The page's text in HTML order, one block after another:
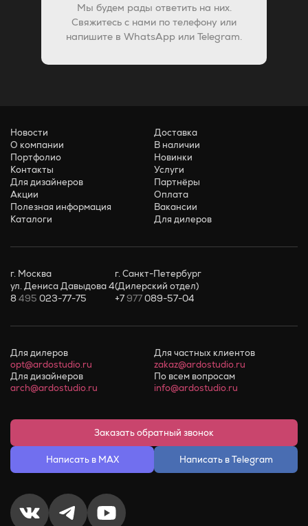
Мы будем рады ответить на них.
Свяжитесь с нами по телефону или
напишите в WhatsApp или Telegram.
Новости
О компании
Портфолио
Контакты
Для дизайнеров
Акции
Полезная информация
Каталоги
Доставка
В наличии
Новинки
Услуги
Партнёры
Оплата
Вакансии
Для дилеров
г. Москва
ул. Дениса Давыдова 4
8495 023-77-75
г. Санкт-Петербург
(Дилерский отдел)
+7977089-57-04
Для дилеров
opt@ardostudio.ru
Для частных клиентов
zakaz@ardostudio.ru
Для дизайнеров
arch@ardostudio.ru
По всем вопросам
info@ardostudio.ru
Заказать обратный звонок
Написать в MAX Написать в Telegram